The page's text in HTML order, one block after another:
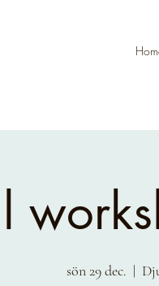
sön 29 dec.
  |